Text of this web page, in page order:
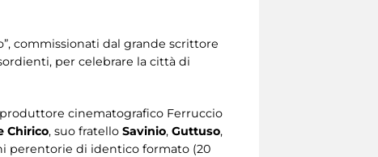
commissionati dal grande scrittore
per celebrare la città di
cinematografico Ferruccio
Chirico, suo fratello Savinio, Guttuso,
perentorie di identico formato (20